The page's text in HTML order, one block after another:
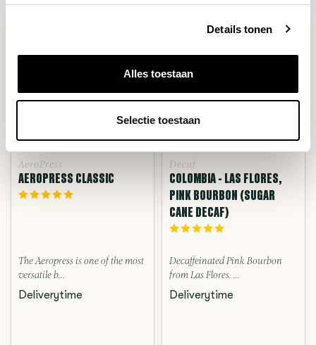
Details tonen
Alles toestaan
Selectie toestaan
AeroPress
AEROPRESS CLASSIC
The Aeropress is one of the most
versatile b...
Deliverytime
Decaf
COLOMBIA - LAS FLORES,
PINK BOURBON (SUGAR
CANE DECAF)
Decaffeinated Pink Bourbon
from Las Flores. ...
Deliverytime